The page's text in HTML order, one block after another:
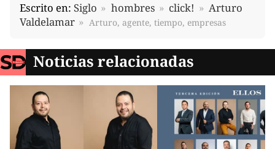
Escrito en: Siglo hombres click!
Arturo
Valdelamar
Arturo, agente, tiempo, empresas
Noticias relacionadas